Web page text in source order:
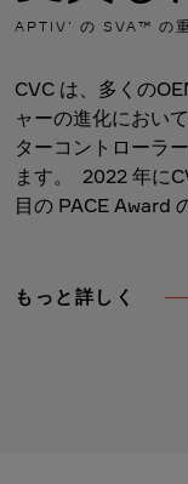
APTIV’ の SVA™ の
CVC は、多くの
ャーの進化におい
ターコントローラ
ます。 2022 年に
目の PACE Award
もっと詳しく